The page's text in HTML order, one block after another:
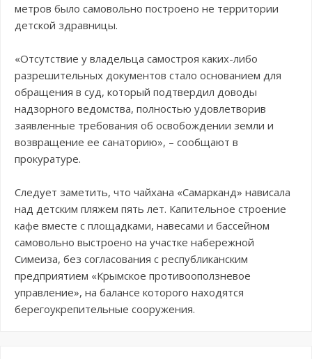
метров было самовольно построено не территории
детской здравницы.
«Отсутствие у владельца самостроя каких-либо
разрешительных документов стало основанием для
обращения в суд, который подтвердил доводы
надзорного ведомства, полностью удовлетворив
заявленные требования об освобождении земли и
возвращение ее санаторию», – сообщают в
прокуратуре.
Следует заметить, что чайхана «Самарканд» нависала
над детским пляжем пять лет. Капительное строение
кафе вместе с площадками, навесами и бассейном
самовольно выстроено на участке набережной
Симеиза, без согласования с республиканским
предприятием «Крымское противооползневое
управление», на балансе которого находятся
берегоукрепительные сооружения.